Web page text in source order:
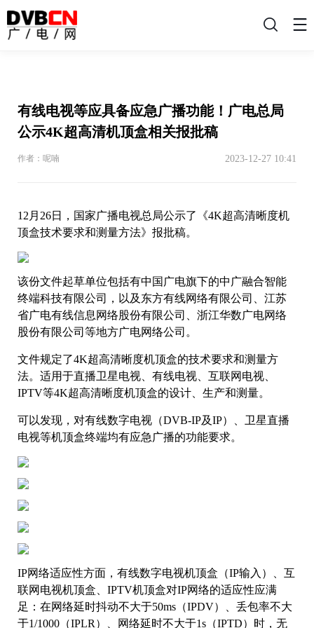
搜
有线电视等应具备应急广播功能！广电总局
公示4K超高清机顶盒相关报批稿
作者：呢喃 2023-12-27 10:41
12月26日，国家广播电视总局公示了《4K超高清晰度机
顶盒技术要求和测量方法》报批稿。
该份文件起草单位包括有中国广电旗下的中广融合智能
终端科技有限公司，以及东方有线网络有限公司、江苏
省广电有线信息网络股份有限公司、浙江华数广电网络
股份有限公司等地方广电网络公司。
文件规定了4K超高清晰度机顶盒的技术要求和测量方
法。适用于直播卫星电视、有线电视、互联网电视、
IPTV等4K超高清晰度机顶盒的设计、生产和测量。
可以发现，对有线数字电视（DVB-IP及IP）、卫星直播
电视等机顶盒终端均有应急广播的功能要求。
IP网络适应性方面，有线数字电视机顶盒（IP输入）、互
联网电视机顶盒、IPTV机顶盒对IP网络的适应性应满
足：在网络延时抖动不大于50ms（IPDV）、丢包率不大
于1/1000（IPLR）、网络延时不大于1s（IPTD）时，无